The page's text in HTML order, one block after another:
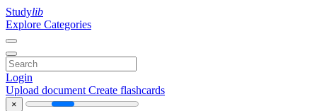
Studylib
Explore Categories
Login
Upload document Create flashcards
×